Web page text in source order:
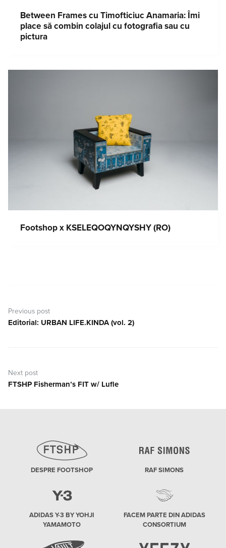
Between Frames cu Timofticiuc Anamaria: Îmi
place să combin colajul cu fotografia sau cu
pictura
Footshop x KSELEQOQYNQYSHY (RO)
în
articole
Previous post
Previous
Editorial: URBAN LIFE.KINDA (vol. 2)
Next post
Next
FTSHP Fisherman’s FIT w/ Lufle
DESPRE FOOTSHOP RAF SIMONS
ADIDAS Y-3 BY YOHJI
YAMAMOTO
FACEM PARTE DIN ADIDAS
CONSORTIUM